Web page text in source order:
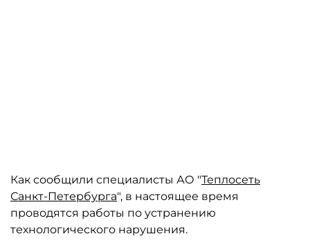
Как сообщили специалисты АО "Теплосеть
Санкт-Петербурга", в настоящее время
проводятся работы по устранению
технологического нарушения.